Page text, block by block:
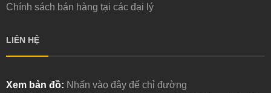
Chính sách bán hàng tại các đại lý
LIÊN HỆ
Xem bản đồ: Nhấn vào đây để chỉ đường